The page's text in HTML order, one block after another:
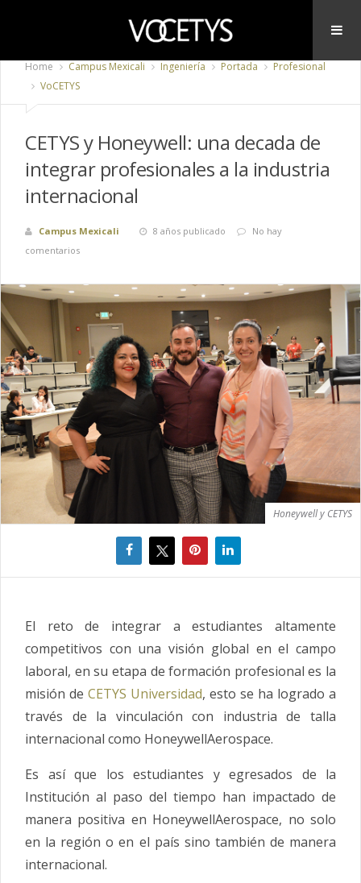
Home Campus Mexicali Ingeniería Portada
Profesional
VoCETYS
CETYS y Honeywell: una decada de
integrar profesionales a la industria
internacional
Campus Mexicali 8 años publicado
No hay
comentarios
Honeywell y CETYS
El reto de integrar a estudiantes altamente
competitivos con una visión global en el campo
laboral, en su etapa de formación profesional es la
misión de CETYS Universidad, esto se ha logrado a
través de la vinculación con industria de talla
internacional como HoneywellAerospace.
Es así que los estudiantes y egresados de la
Institución al paso del tiempo han impactado de
manera positiva en HoneywellAerospace, no solo
en la región o en el país sino también de manera
internacional.